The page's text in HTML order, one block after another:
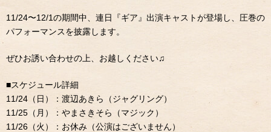
11/24〜12/1の期間中、連日『ギア』出演キャストが登場し、圧巻の
パフォーマンスを披露します。
ぜひお誘い合わせの上、お越しください♫
■スケジュール詳細
11/24（日）：渡辺あきら（ジャグリング）
11/25（月）：やまさきそら（マジック）
11/26（火）：お休み（公演はございません）